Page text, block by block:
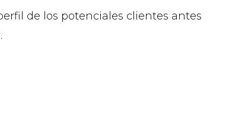
de los potenciales clientes antes